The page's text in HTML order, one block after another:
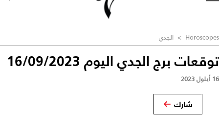
Horoscopes
> الجدي
توقعات برج الجدي اليوم 16/09/2023
16 أيلول 2023
شارك